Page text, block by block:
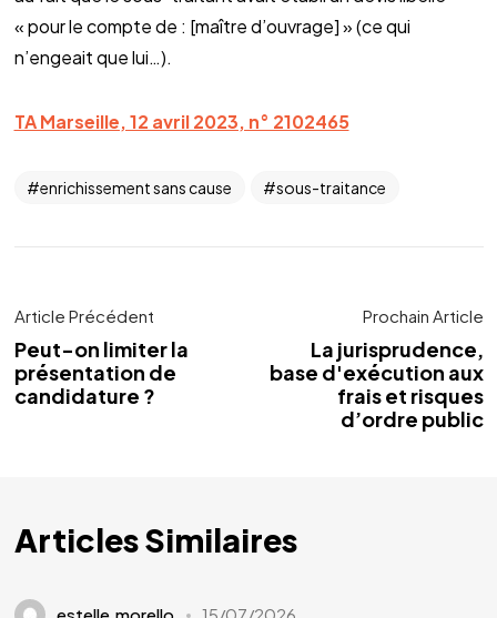
« pour le compte de : [maître d’ouvrage] » (ce qui
n’engeait que lui…).
TA Marseille, 12 avril 2023, n° 2102465
enrichissement sans cause sous-traitance
Article Précédent
Peut-on limiter la
présentation de
candidature ?
Prochain Article
La jurisprudence,
base d'exécution aux
frais et risques
d’ordre public
Articles Similaires